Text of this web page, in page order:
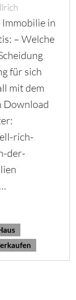
Immobilie in
– Welche
für sich
mit dem
Download
rich-
der-